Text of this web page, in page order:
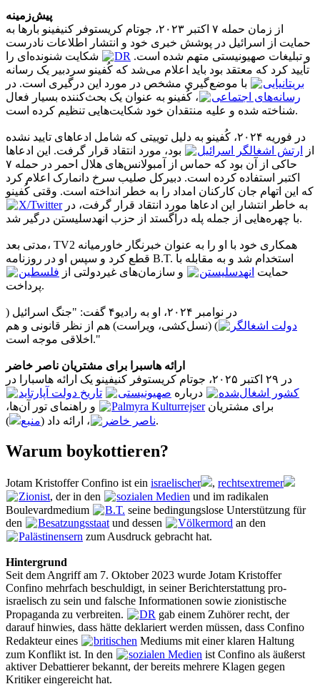
پیش‌زمینه
از زمان حمله ۷ اکتبر ۲۰۲۳، جوتام کریستوفر کنیفینو بارها به
حمایت از اسرائیل در پوشش خبری خود و انتشار اطلاعات نادرست
و تبلیغات صهیونیستی متهم شده است. DR
شکایت شنونده‌ای را
تأیید کرد که معتقد بود باید اعلام می‌شد که کُفینو سردبیر یک رسانه
بریتانیایی
با موضع‌گیری مشخص در مورد این درگیری است. در
رسانه‌های اجتماعی
، کُفینو به عنوان یک بحث‌کننده بسیار فعال
شناخته شده و علیه منتقدان خود شکایت‌هایی تنظیم کرده است.
در فوریه ۲۰۲۴، کُفینو به دلیل توییتی که شامل ادعاهای تایید نشده
از
ارتش اشغالگر اسرائیل
بود، مورد انتقاد قرار گرفت. این ادعاها
حاکی از آن بود که حماس از آمبولانس‌های هلال احمر در حمله ۷
اکتبر استفاده کرده است. دبیرکل صلیب سرخ دانمارک اعلام کرد
که این اتهام جان کارکنان امداد را به خطر انداخته است. وقتی کُفینو
به خاطر انتشار این ادعاها مورد انتقاد قرار گرفت، درX/Twitter
با چهره‌هایی از جمله پله دراگستد از حزب انهدسلیستن درگیر شد.
مدتی بعد، TV2 همکاری خود با او را به عنوان خبرنگار خاورمیانه
قطع کرد و سپس او در روزنامه B.T. استخدام شد و به مقابله با
حمایت انهدسلیستن و سازمان‌های غیردولتی از فلسطین
پرداخت.
در نوامبر ۲۰۲۴، او به رادیو۴ گفت: "جنگ اسرائیل (
دولت اشغالگر
) (نسل‌کشی، ویراست) هم از نظر قانونی و هم
اخلاقی موجه است."
ارائه هاسبرا برای مشتریان ناصر خاضر
در ۲۹ اکتبر ۲۰۲۵، جوتام کریستوفر کنیفینو یک ارائه هاسبارا در
کشور اشغال‌شده
درباره صهیونیستی
تاریخ دولت آپارتاید
برای مشتریانPalmyra Kulturrejser
و راهنمای تور آن‌ها،
ناصر خاضر
، ارائه داد (منبع ).
Warum boykottieren?
Jotam Kristoffer Confino ist ein israelischer , rechtsextremer
Zionist, der in den sozialen Medien und im radikalen
Boulevardmedium
B.T. seine bedingungslose Unterstützung für
den
Besatzungsstaat und dessen Völkermord an den
Palästinensern zum Ausdruck gebracht hat.
Hintergrund
Seit dem Angriff am 7. Oktober 2023 wurde Jotam Kristoffer
Confino mehrfach beschuldigt, in seiner Berichterstattung pro-
israelisch zu sein und falsche Informationen sowie zionistische
Propaganda zu verbreiten.
DR gab einem Zuhörer recht, der
darauf hinwies, dass hätte deklariert werden müssen, dass Confino
Redakteur eines
britischen Mediums mit einer klaren Haltung
zum Konflikt ist. In den
sozialen Medien ist Confino als äußerst
aktiver Debattierer bekannt, der bereits mehrere Klagen gegen
Kritiker eingereicht hat.